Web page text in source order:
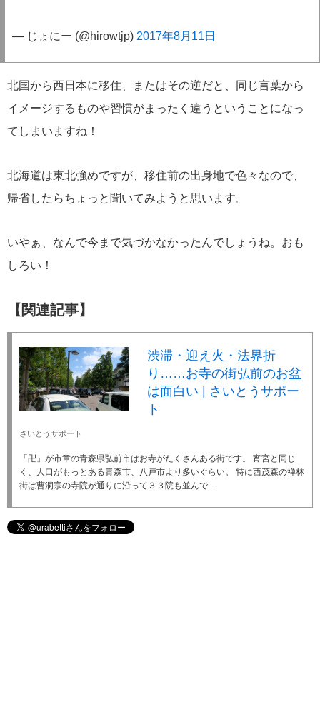
— じょにー (@hirowtjp) 2017年8月11日
北国から西日本に移住、またはその逆だと、同じ言葉から
イメージするものや習慣がまったく違うということになっ
てしまいますね！
北海道は東北強めですが、移住前の出身地で色々なので、
帰省したらちょっと聞いてみようと思います。
いやぁ、なんで今まで気づかなかったんでしょうね。おも
しろい！
【関連記事】
渋滞・迎え火・法界折
り……お寺の街弘前のお盆
は面白い | さいとうサポー
ト
さいとうサポート
「卍」が市章の青森県弘前市はお寺がたくさんある街です。 宵宮と同じ
く、人口がもっとある青森市、八戸市より多いぐらい。 特に西茂森の禅林
街は曹洞宗の寺院が通りに沿って３３院も並んで...